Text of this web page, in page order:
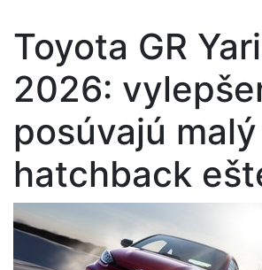
Toyota GR
2026:
posúvajú
hatchback